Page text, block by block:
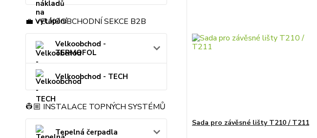
💼 VELKOOBCHODNÍ SEKCE B2B
Velkoobchod -
TERMOFOL
Velkoobchod - TECH
👷🏼 INSTALACE TOPNÝCH SYSTÉMŮ
Tepelná čerpadla
Sada pro závěsné lišty T210 / T211